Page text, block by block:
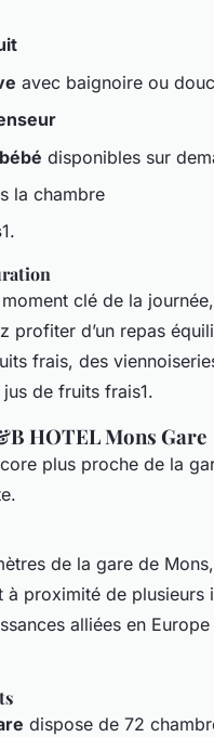
avec baignoire ou
disponibles sur
la chambre
1.
clé de la
profiter d’un repas
frais, des
de fruits frais1.
HOTEL Mons Gare
plus proche de la
de la gare de
à proximité de
alliées en
dispose de 72